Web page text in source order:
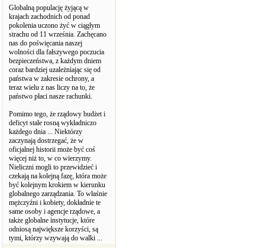
Globalną populację żyjącą w
krajach zachodnich od ponad
pokolenia uczono żyć w ciągłym
strachu od 11 września. Zachęcano
nas do poświęcania naszej
wolności dla fałszywego poczucia
bezpieczeństwa, z każdym dniem
coraz bardziej uzależniając się od
państwa w zakresie ochrony, a
teraz wielu z nas liczy na to, że
państwo płaci nasze rachunki.
Pomimo tego, że rządowy budżet i
deficyt stale rosną wykładniczo
każdego dnia ... Niektórzy
zaczynają dostrzegać, że w
oficjalnej historii może być coś
więcej niż to, w co wierzymy.
Nieliczni mogli to przewidzieć i
czekają na kolejną fazę, która może
być kolejnym krokiem w kierunku
globalnego zarządzania. To właśnie
mężczyźni i kobiety, dokładnie te
same osoby i agencje rządowe, a
także globalne instytucje, które
odniosą największe korzyści, są
tymi, którzy wzywają do walki ...